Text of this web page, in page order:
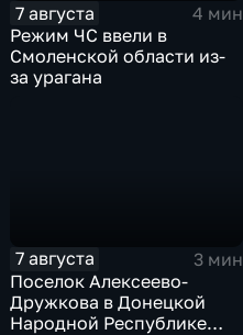
7 августа
4 мин
Режим ЧС ввели в
Смоленской области из-
за урагана
7 августа
3 мин
Поселок Алексеево-
Дружкова в Донецкой
Народной Республике